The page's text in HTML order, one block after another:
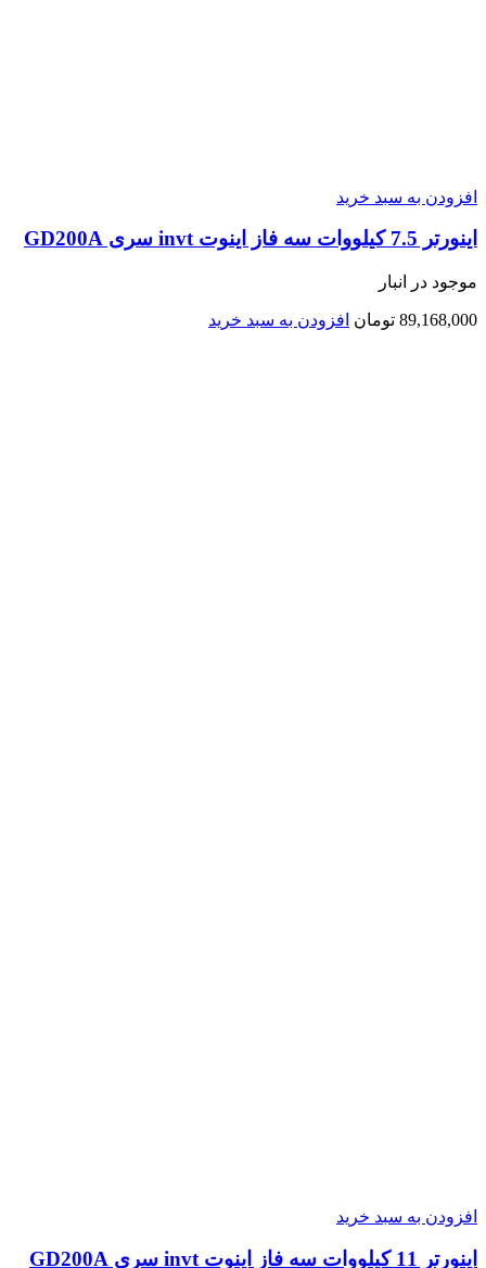
افزودن به سبد خرید
اينورتر 7.5 کیلووات سه فاز اینوت invt سری GD200A
موجود در انبار
89,168,000 تومان افزودن به سبد خرید
افزودن به سبد خرید
اينورتر 11 کیلووات سه فاز اینوت invt سری GD200A